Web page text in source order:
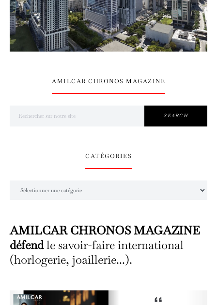
AMILCAR CHRONOS MAGAZINE
SEARCH
CATÉGORIES
AMILCAR CHRONOS MAGAZINE
défendle savoir-faire international
(horlogerie, joaillerie...).